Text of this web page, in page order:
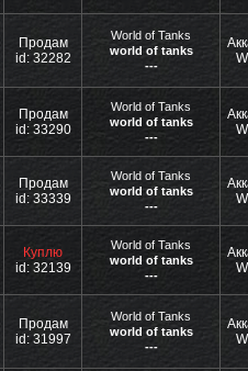
Продам
id: 32282
World of Tanks
world of tanks
---
Продам
id: 33290
World of Tanks
world of tanks
---
Продам
id: 33339
World of Tanks
world of tanks
---
Куплю
id: 32139
World of Tanks
world of tanks
---
Продам
id: 31997
World of Tanks
world of tanks
---